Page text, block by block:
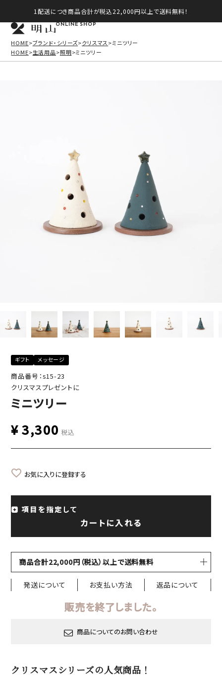
1配送につき商品合計が税込22,000円以上で送料無料！
ONLINE SHOP
HOME ブランド・シリーズ クリスマス
ミニツリー
HOME
生活用品 照明 ミニツリー
ギフト メッセージ
商品番号：s15-23
クリスマスプレゼントに
ミニツリー
¥3,300 税込
お気に入りに登録する
項目を指定して
カートに入れる
商品合計22,000円（税込）以上で送料無料
発送について お支払い方法 返品について
販売を終了しました。
商品についてのお問い合わせ
クリスマスシリーズの人気商品！